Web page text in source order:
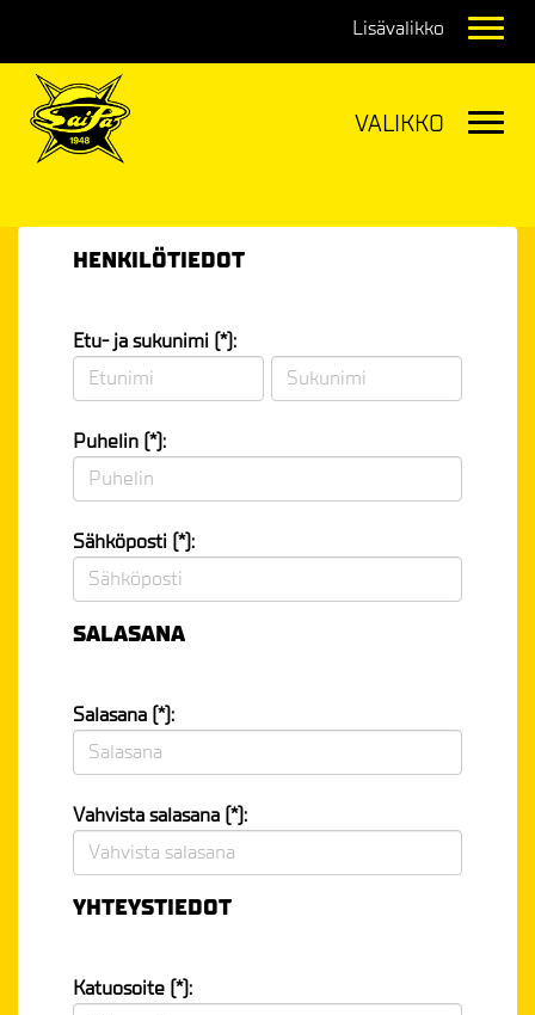
HENKILÖTIEDOT
Etu- ja sukunimi (*):
Puhelin (*):
Sähköposti (*):
SALASANA
Salasana (*):
Vahvista salasana (*):
YHTEYSTIEDOT
Katuosoite (*):